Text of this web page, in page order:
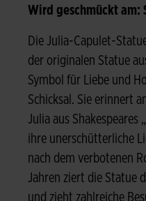
Wird geschmückt am:
Die Julia-Capulet-
der originalen Statue
Symbol für Liebe und
Schicksal. Sie erinnert
Julia aus Shakespeares
ihre unerschütterliche
nach dem verbotenen
Jahren ziert die Statue
und zieht zahlreiche